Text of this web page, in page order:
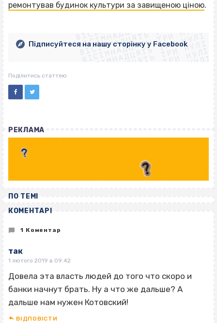
ремонтував будинок культури за завищеною ціною.
ВІСІМНАДЦЯТЬ ТРИ НУЛІ
ВІСІМНАДЦЯТЬ ТРИ НУЛІ
ВІСІМНАДЦЯТЬ ТРИ НУЛІ
ВІСІМНАДЦЯТЬ ТРИ НУЛІ
ВІСІМНАДЦЯТЬ ТРИ НУЛІ
ВІСІМНАДЦЯТЬ ТРИ НУЛІ
ВІСІМНАДЦЯТЬ ТРИ НУЛІ
ВІСІМНАДЦЯТЬ ТРИ НУЛІ
Підписуйтеся на нашу сторінку у Facebook
Поділитись статтею
РЕКЛАМА
ПО ТЕМІ
КОМЕНТАРІ
1 Коментар
так
1 лютого 2019 в 09:42
Довела эта власть людей до того что скоро и
банки начнут брать. Ну а что же дальше? А
дальше нам нужен Котовский!
ВІДПОВІCТИ